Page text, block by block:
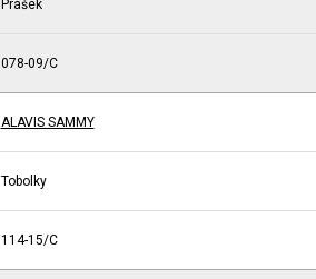
Prášek
078-09/C
ALAVIS SAMMY
Tobolky
114-15/C